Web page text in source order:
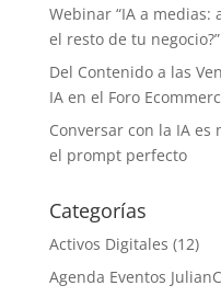
Webinar “IA a medias:
el resto de tu negocio?”
Del Contenido a las
IA en el Foro
Conversar con la IA
el prompt perfecto
Categorías
Activos Digitales (12)
Agenda Eventos